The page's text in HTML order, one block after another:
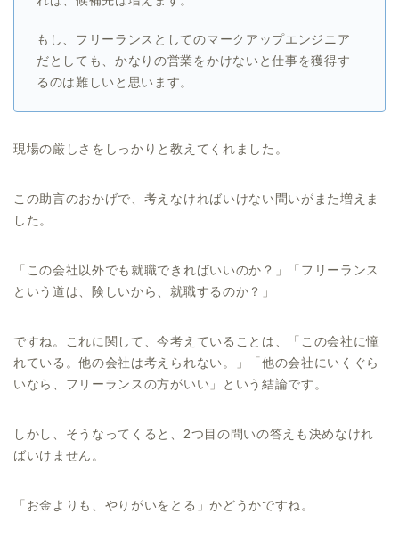
もし、フリーランスとしてのマークアップエンジニア
だとしても、かなりの営業をかけないと仕事を獲得す
るのは難しいと思います。
現場の厳しさをしっかりと教えてくれました。
この助言のおかげで、考えなければいけない問いがまた増えま
した。
「この会社以外でも就職できればいいのか？」「フリーランス
という道は、険しいから、就職するのか？」
ですね。これに関して、今考えていることは、「この会社に憧
れている。他の会社は考えられない。」「他の会社にいくぐら
いなら、フリーランスの方がいい」という結論です。
しかし、そうなってくると、2つ目の問いの答えも決めなけれ
ばいけません。
「お金よりも、やりがいをとる」かどうかですね。